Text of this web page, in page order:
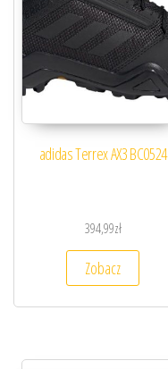
adidas Terrex AX3 BC0524
394,99zł
Zobacz